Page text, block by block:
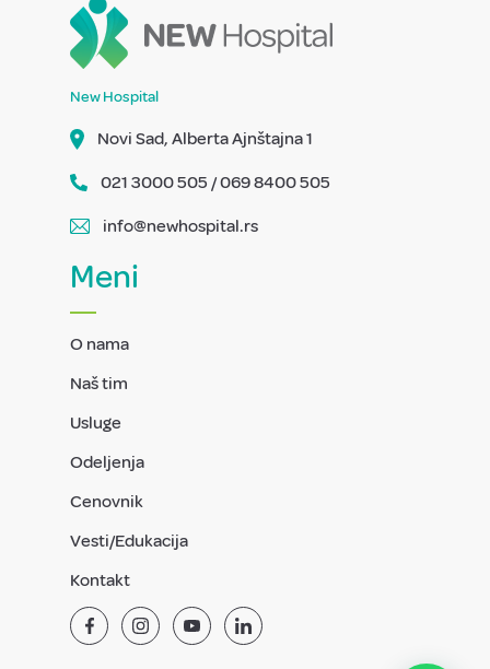
New Hospital
Novi Sad, Alberta Ajnštajna 1
021 3000 505 / 069 8400 505
info@newhospital.rs
Meni
O nama
Naš tim
Usluge
Odeljenja
Cenovnik
Vesti/Edukacija
Kontakt